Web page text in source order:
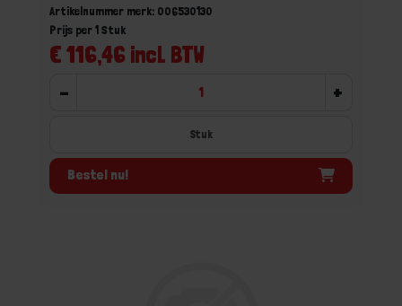
Artikelnummer merk: 006530130
€ 116,46 incl. BTW
Prijs per 1 Stuk
- +
Stuk
Bestel nu!